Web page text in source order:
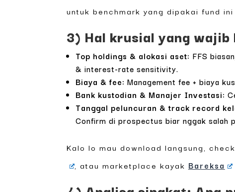
untuk benchmark yang dipakai fund
3) Hal krusial yang
Top holdings & alokasi aset: FFS
& interest-rate sensitivity.
Biaya & fee: Management fee + biaya
Bank kustodian & Manajer Investasi:
Tanggal peluncuran & track record
Confirm di prospectus biar nggak salah
Kalo lo mau download langsung,
, atau marketplace kayak Bareksa